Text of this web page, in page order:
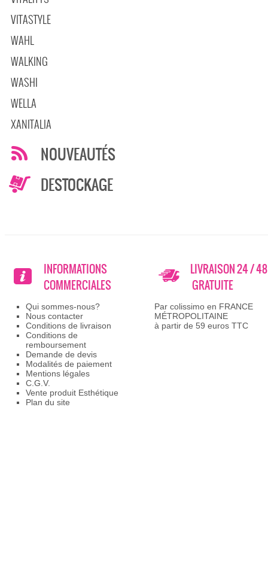
VITASTYLE
WAHL
WALKING
WASHI
WELLA
XANITALIA
NOUVEAUTÉS
DESTOCKAGE
INFORMATIONS
COMMERCIALES
Qui sommes-nous?
Nous contacter
Conditions de livraison
Conditions de
remboursement
Demande de devis
Modalités de paiement
Mentions légales
C.G.V.
Vente produit Esthétique
Plan du site
LIVRAISON 24 /
GRATUITE
Par colissimo en FRANCE
MÉTROPOLITAINE
à partir de 59 euros TTC